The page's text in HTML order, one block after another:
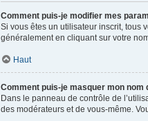
Comment puis-je modifier mes
Si vous êtes un utilisateur inscrit, tous
généralement en cliquant sur votre
Haut
Comment puis-je masquer mon nom
Dans le panneau de contrôle de
des modérateurs et de vous-même.